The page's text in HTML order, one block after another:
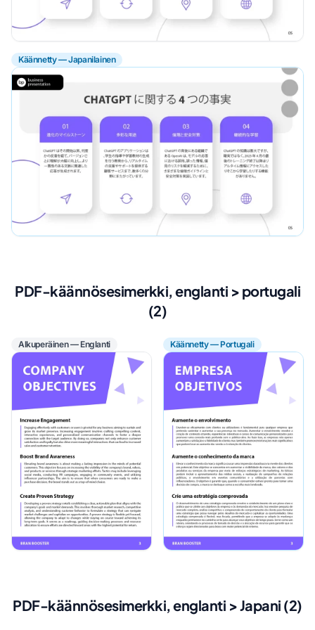
Käännetty — Japanilainen
PDF-käännösesimerkki, englanti > portugali
(2)
Alkuperäinen — Englanti Käännetty — Portugali
PDF-käännösesimerkki, englanti > Japani (2)